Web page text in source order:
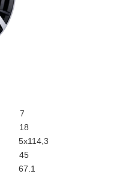
7
18
5x114,3
45
67.1